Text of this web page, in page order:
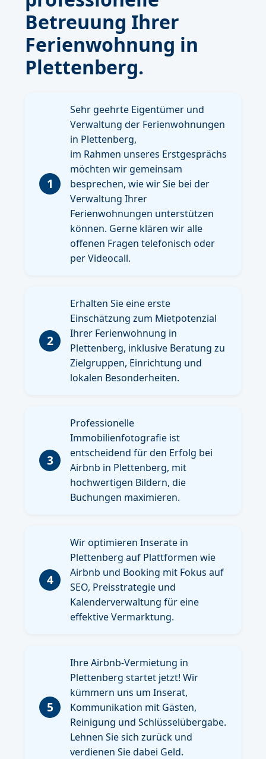
Betreuung Ihrer
Ferienwohnung in
Plettenberg.
1
Sehr geehrte Eigentümer und
Verwaltung der Ferienwohnungen
in Plettenberg,
im Rahmen unseres Erstgesprächs
möchten wir gemeinsam
besprechen, wie wir Sie bei der
Verwaltung Ihrer
Ferienwohnungen unterstützen
können. Gerne klären wir alle
offenen Fragen telefonisch oder
per Videocall.
2
Erhalten Sie eine erste
Einschätzung zum Mietpotenzial
Ihrer Ferienwohnung in
Plettenberg, inklusive Beratung zu
Zielgruppen, Einrichtung und
lokalen Besonderheiten.
3
Professionelle
Immobilienfotografie ist
entscheidend für den Erfolg bei
Airbnb in Plettenberg, mit
hochwertigen Bildern, die
Buchungen maximieren.
4
Wir optimieren Inserate in
Plettenberg auf Plattformen wie
Airbnb und Booking mit Fokus auf
SEO, Preisstrategie und
Kalenderverwaltung für eine
effektive Vermarktung.
5
Ihre Airbnb-Vermietung in
Plettenberg startet jetzt! Wir
kümmern uns um Inserat,
Kommunikation mit Gästen,
Reinigung und Schlüsselübergabe.
Lehnen Sie sich zurück und
verdienen Sie dabei Geld.